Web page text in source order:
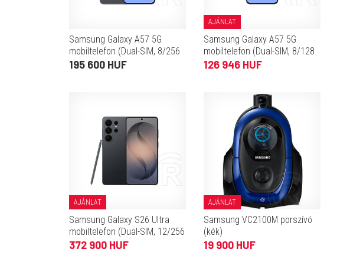
Samsung Galaxy A57 5G
mobiltelefon (Dual-SIM, 8/256
GB, szürke)
195 600 HUF
AJÁNLAT
Samsung Galaxy A57 5G
mobiltelefon (Dual-SIM, 8/128
GB, szürke)
126 946 HUF
AJÁNLAT
Samsung Galaxy S26 Ultra
mobiltelefon (Dual-SIM, 12/256
GB, fekete)
372 900 HUF
AJÁNLAT
Samsung VC2100M porszívó
(kék)
19 900 HUF